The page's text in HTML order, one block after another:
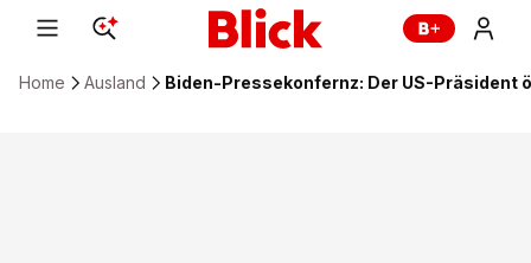
Home Ausland Biden-Pressekonfernz: Der US-Präsident